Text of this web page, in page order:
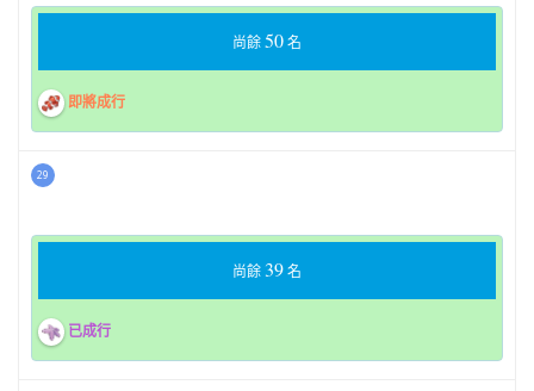
尚餘50名
即將成行
29
尚餘39名
已成行